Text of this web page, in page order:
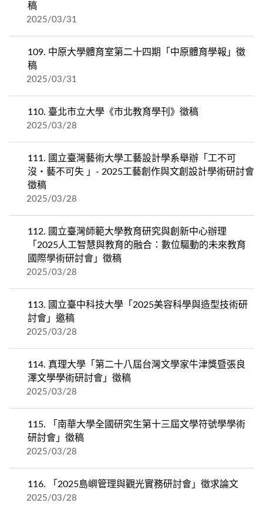
稿
2025/03/31
109. 中原大學體育室第二十四期「中原體育學報」徵
稿
2025/03/31
110. 臺北市立大學《市北教育學刊》徵稿
2025/03/28
111. 國立臺灣藝術大學工藝設計學系舉辦「工不可
沒‧藝不可失 」- 2025工藝創作與文創設計學術研討會
徵稿
2025/03/28
112. 國立臺灣師範大學教育研究與創新中心辦理
「2025人工智慧與教育的融合：數位驅動的未來教育
國際學術研討會」徵稿
2025/03/28
113. 國立臺中科技大學「2025美容科學與造型技術研
討會」邀稿
2025/03/28
114. 真理大學「第二十八屆台灣文學家牛津獎暨張良
澤文學學術研討會」徵稿
2025/03/28
115.
「南華大學全國研究生第十三屆文學符號學學術
研討會」徵稿
2025/03/28
116. 「2025島嶼管理與觀光實務研討會」徵求論文
2025/03/28